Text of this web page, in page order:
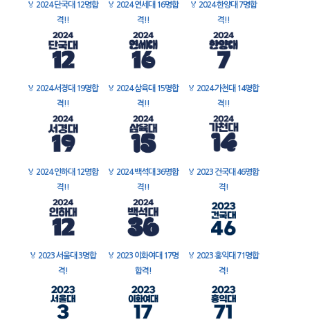
🏅 2024 단국대 12명합
격!!
🏅 2024 연세대 16명합
격!!
🏅 2024 한양대 7명합
격!!
🏅 2024 서경대 19명합
격!!
🏅 2024 삼육대 15명합
격!!
🏅 2024 가천대 14명합
격!!
🏅 2024 인하대 12명합
격!!
🏅 2024 백석대 36명합
격!!
🏅 2023 건국대 46명합
격!
🏅 2023 서울대 3명합
격!
🏅 2023 이화여대 17명
합격!
🏅 2023 홍익대 71명합
격!